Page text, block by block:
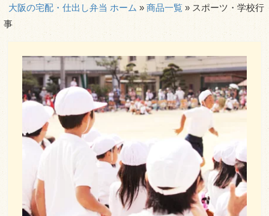
よくあるご質問
お客様の声
安心・安全の衛生管理
エスケイ食品株式会社 会社概要
人気ランキング
大規模イベント
会議・研修・セミナー
大阪の宅配・仕出し弁当 ホーム »商品一覧 » スポーツ・学校行
事